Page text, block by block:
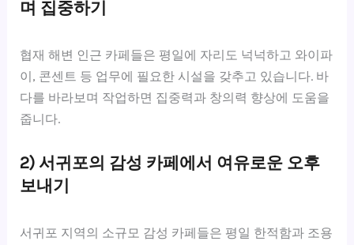
며 집중하기
협재 해변 인근 카페들은 평일에 자리도 넉넉하고 와이파
이, 콘센트 등 업무에 필요한 시설을 갖추고 있습니다. 바
다를 바라보며 작업하면 집중력과 창의력 향상에 도움을
줍니다.
2) 서귀포의 감성 카페에서 여유로운 오후
보내기
서귀포 지역의 소규모 감성 카페들은 평일 한적함과 조용